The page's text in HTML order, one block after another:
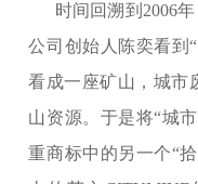
时间回溯到2006
公司创始人陈奕看到
看成一座矿山，城市
山资源。于是将“城
重商标中的另一个“